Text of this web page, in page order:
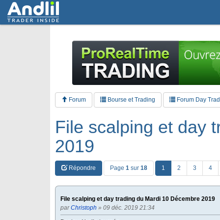
Forum Bourse et Trading Forum Day
File scalping et day
2019
Répondre Page 1 sur 18 1 2 3 4
File scalping et day trading du Mardi 10 Décembre 2019
parChristoph » 09 déc. 2019 21:34